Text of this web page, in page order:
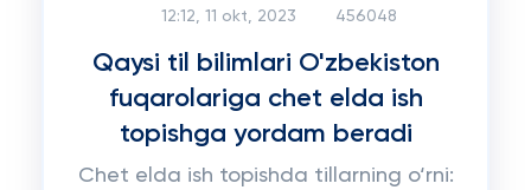
12:12, 11 okt, 2023 456048
Qaysi til bilimlari O'zbekiston
fuqarolariga chet elda ish
topishga yordam beradi
Chet elda ish topishda tillarning o‘rni: